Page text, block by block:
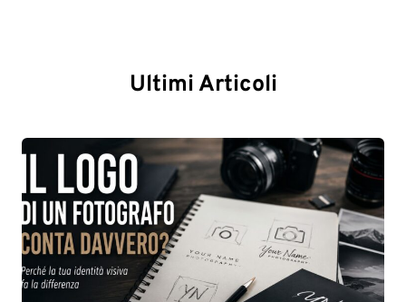
Ultimi Articoli